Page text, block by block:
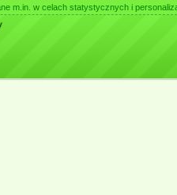
m.in. w celach statystycznych i